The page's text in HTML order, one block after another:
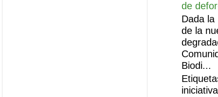
de
Dada la
de la
Biodi...